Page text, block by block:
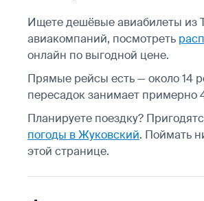
Ищете дешёвые авиабилеты из
авиакомпаний, посмотреть
онлайн по выгодной цене.
Прямые рейсы есть — около 14
пересадок занимает примерно
Планируете поездку?
погоды в Жуковский. Поймать
этой странице.